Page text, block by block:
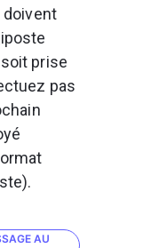
doivent
prise
pas
AU